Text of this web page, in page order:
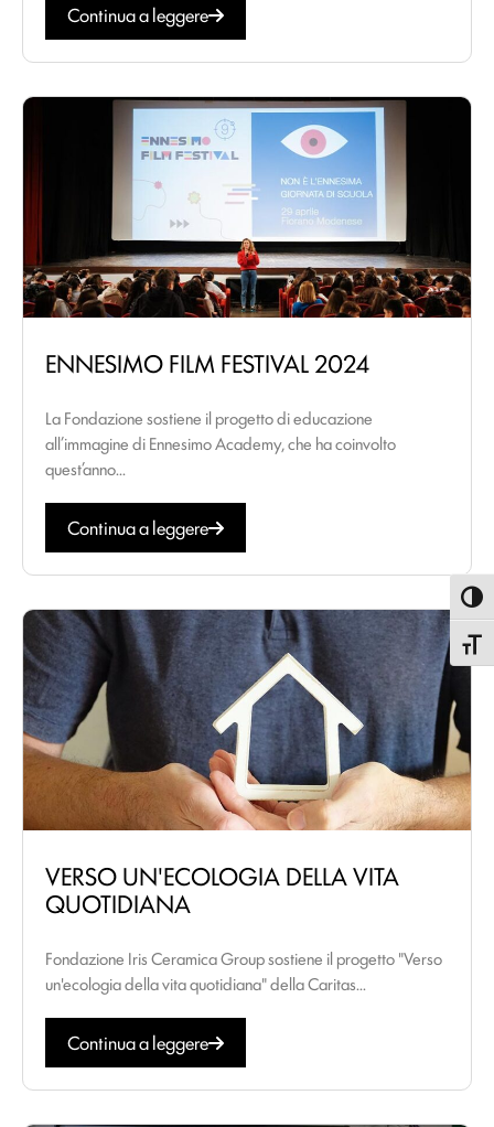
Continua a leggere
ENNESIMO FILM FESTIVAL 2024
La Fondazione sostiene il progetto di educazione
all’immagine di Ennesimo Academy, che ha coinvolto
quest’anno...
Continua a leggere
VERSO UN'ECOLOGIA DELLA VITA
QUOTIDIANA
Fondazione Iris Ceramica Group sostiene il progetto "Verso
un'ecologia della vita quotidiana" della Caritas...
Continua a leggere